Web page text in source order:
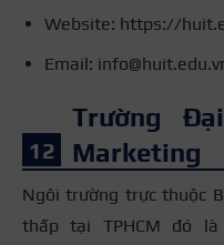
Website: https://
Email:
Trường
Marketing
Ngôi trường trực thuộc
thấp tại TPHCM đó